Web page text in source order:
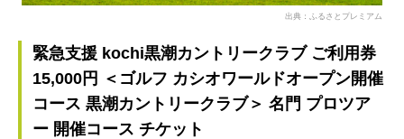
出典：ふるさとプレミアム
緊急支援 kochi黒潮カントリークラブ ご利用券
15,000円 ＜ゴルフ カシオワールドオープン開催
コース 黒潮カントリークラブ＞ 名門 プロツア
ー 開催コース チケット